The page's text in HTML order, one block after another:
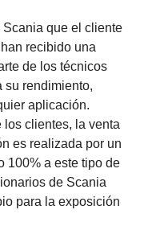
que el cliente
recibido una
de los técnicos
su rendimiento,
aplicación.
clientes, la venta
es realizada por un
100% a este tipo de
de Scania
para la exposición